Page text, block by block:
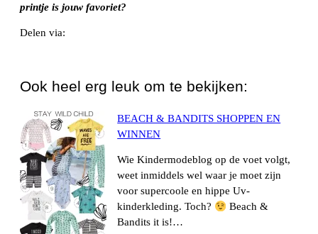
printje is jouw favoriet?
Delen via:
Ook heel erg leuk om te bekijken:
BEACH & BANDITS SHOPPEN EN
WINNEN
Wie Kindermodeblog op de voet volgt,
weet inmiddels wel waar je moet zijn
voor supercoole en hippe Uv-
kinderkleding. Toch?
Beach &
Bandits it is!…